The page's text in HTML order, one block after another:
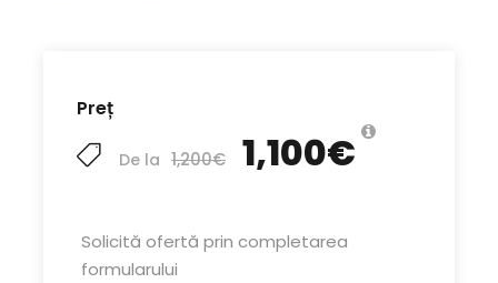
Preț
De la 1,200€ 1,100€
Solicită ofertă prin completarea
formularului